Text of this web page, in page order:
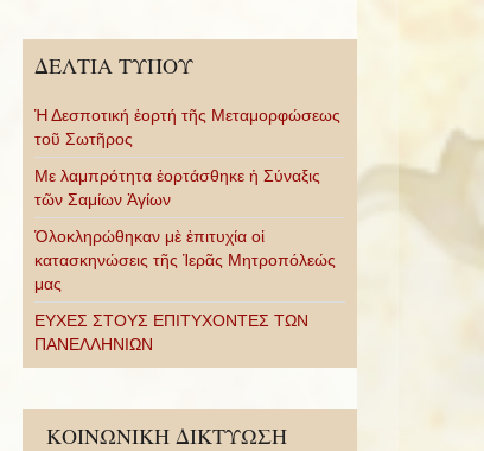
ΔΕΛΤΙΑ ΤΥΠΟΥ
Ἡ Δεσποτική ἑορτή τῆς Μεταμορφώσεως
τοῦ Σωτῆρος
Με λαμπρότητα ἑορτάσθηκε ἡ Σύναξις
τῶν Σαμίων Ἁγίων
Ὁλοκληρώθηκαν μὲ ἐπιτυχία οἱ
κατασκηνώσεις τῆς Ἱερᾶς Μητροπόλεώς
μας
ΕΥΧΕΣ ΣΤΟΥΣ ΕΠΙΤΥΧΟΝΤΕΣ ΤΩΝ
ΠΑΝΕΛΛΗΝΙΩΝ
ΚΟΙΝΩΝΙΚΗ ΔΙΚΤΥΩΣΗ